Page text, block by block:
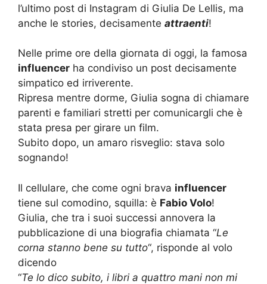
l’ultimo post di Instagram di Giulia De Lellis, ma
anche le stories, decisamente attraenti!
Nelle prime ore della giornata di oggi, la famosa
influencer ha condiviso un post decisamente
simpatico ed irriverente.
Ripresa mentre dorme, Giulia sogna di chiamare
parenti e familiari stretti per comunicargli che è
stata presa per girare un film.
Subito dopo, un amaro risveglio: stava solo
sognando!
Il cellulare, che come ogni brava influencer
tiene sul comodino, squilla: è Fabio Volo!
Giulia, che tra i suoi successi annovera la
pubblicazione di una biografia chiamata “Le
corna stanno bene su tutto“, risponde al volo
dicendo
“Te lo dico subito, i libri a quattro mani non mi